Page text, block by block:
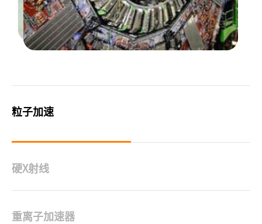
粒子加速
硬X射线
重离子加速器